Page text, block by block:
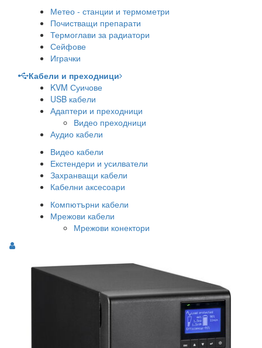
Метео - станции и термометри
Почистващи препарати
Термоглави за радиатори
Сейфове
Играчки
Кабели и преходници
KVM Суичове
USB кабели
Адаптери и преходници
Видео преходници
Аудио кабели
Видео кабели
Екстендери и усилватели
Захранващи кабели
Кабелни аксесоари
Компютърни кабели
Мрежови кабели
Мрежови конектори